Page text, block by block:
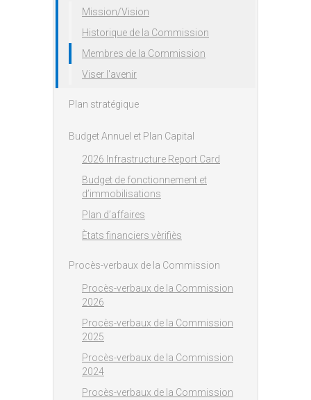
Mission/Vision
Historique de la Commission
Membres de la Commission
Viser l'avenir
Plan stratégique
Budget Annuel et Plan Capital
2026 Infrastructure Report Card
Budget de fonctionnement et
d’immobilisations
Plan d’affaires
Ètats financiers vèrifiès
Procès-verbaux de la Commission
Procès-verbaux de la Commission
2026
Procès-verbaux de la Commission
2025
Procès-verbaux de la Commission
2024
Procès-verbaux de la Commission